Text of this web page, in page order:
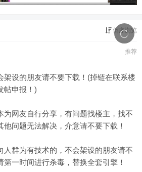
倒序浏览
推荐
架设的朋友请不要下载！(掉链在联系楼
帖申报！)
为网友自行分享，有问题找楼主，找不
问题无法解决，介意请不要下载！
人群为有技术的，不会架设的朋友请不
一时间进行杀毒，替换全套引擎！